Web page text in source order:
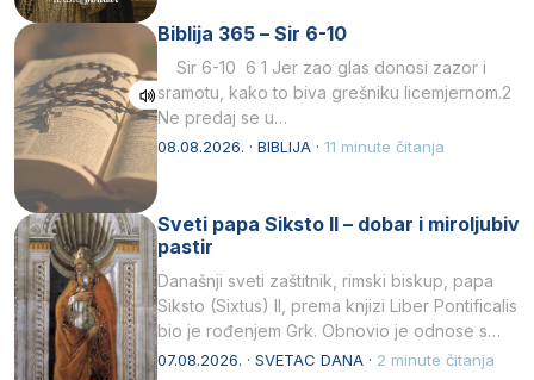
Biblija 365 – Sir 6-10
Sir 6-10 6 1 Jer zao glas donosi zazor i
sramotu, kako to biva grešniku licemjernom.2
Ne predaj se u…
08.08.2026. · BIBLIJA · 11 minute čitanja
Sveti papa Siksto II – dobar i miroljubiv
pastir
Današnji sveti zaštitnik, rimski biskup, papa
Siksto (Sixtus) II, prema knjizi Liber Pontificalis
bio je rođenjem Grk. Obnovio je odnose s
afričkim…
07.08.2026. · SVETAC DANA · 2 minute čitanja